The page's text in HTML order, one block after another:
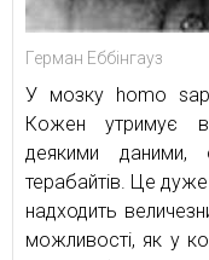
Герман Еббінгауз
У мозку homo
Кожен утримує
деякими даними,
терабайтів. Це
надходить
можливості, як у